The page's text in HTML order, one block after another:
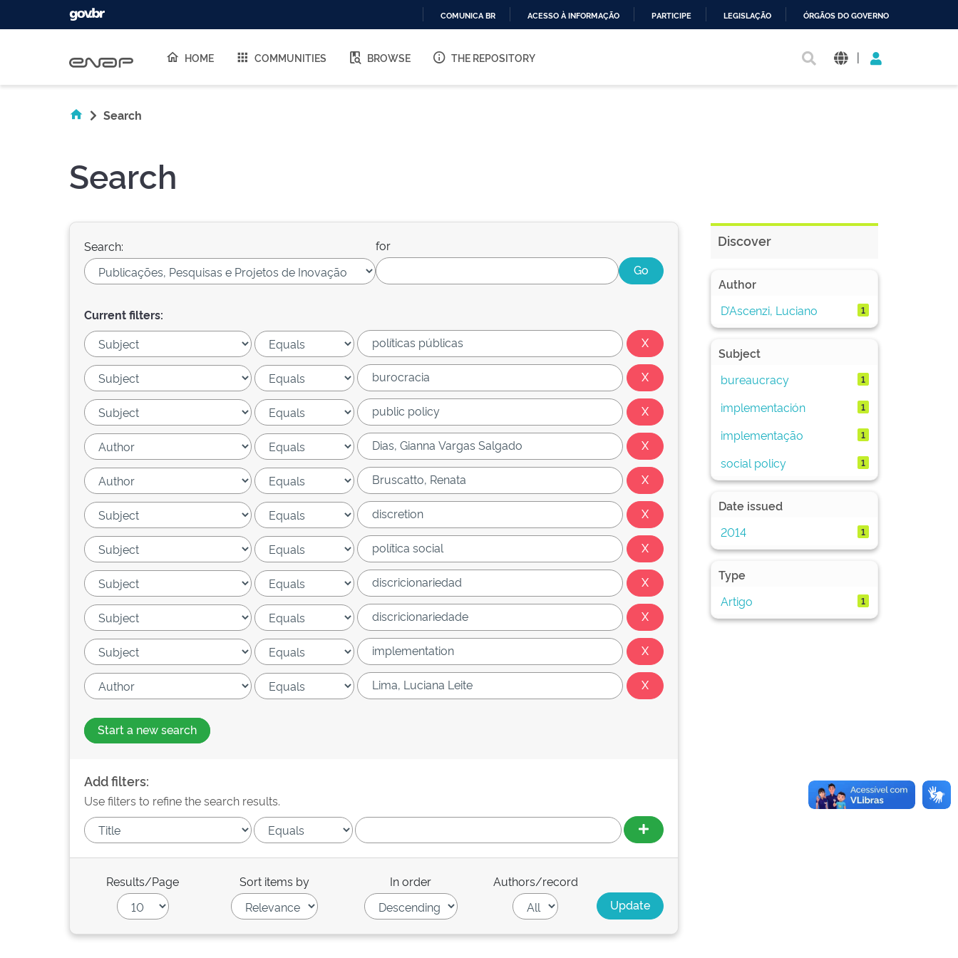
O
COMUNICA BR ACESSO À INFORMAÇÃO PARTICIPE LEGISLAÇÃO ÓRGÃOS DO GOVERNO
HOME COMMUNITIES BROWSE THE REPOSITORY |
Search
Search
Search: for
Current filters:
Start a new search
Add filters:
Use filters to refine the search results.
Results/Page Sort items by In order Authors/record
Discover
Author
D’Ascenzi, Luciano
1
Subject
bureaucracy
1
implementación 1
implementação 1
social policy 1
Date issued
2014
1
Type
Artigo
1